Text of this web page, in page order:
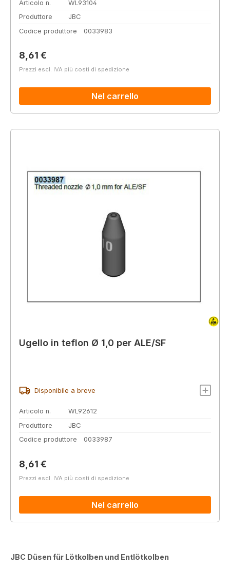
Articolo n.
WL93104
Produttore
JBC
Codice produttore
0033983
Prezzo normale:
8,61 €
Prezzi escl. IVA più costi di spedizione
Nel carrello
Ugello in teflon Ø 1,0 per ALE/SF
Disponibile a breve
Articolo n.
WL92612
Produttore
JBC
Codice produttore
0033987
Prezzo normale:
8,61 €
Prezzi escl. IVA più costi di spedizione
Nel carrello
JBC Düsen für Lötkolben und Entlötkolben